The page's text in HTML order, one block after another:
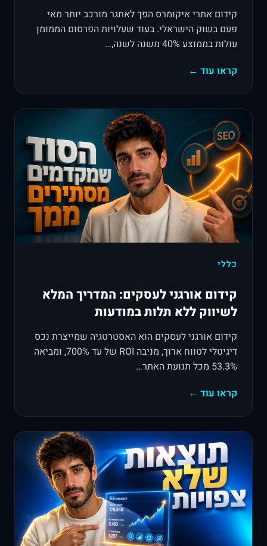
קידום אתרי איקומרס הפך לאתגר מורכב יותר מאי
פעם בשוק הישראלי. בעוד שעלויות הפרסום הממומן
עולות בממוצע 40% משנה לשנה,…
קראו עוד ←
כללי
קידום אורגני לעסקים: המדריך המלא
לשיווק ללא תלות במודעות
קידום אורגני לעסקים הוא האסטרטגיה שמייצרת נכס
דיגיטלי לטווח ארוך, מניבה ROI של עד 700%, ומביאה
53.3% מכל תנועת האתר…
קראו עוד ←